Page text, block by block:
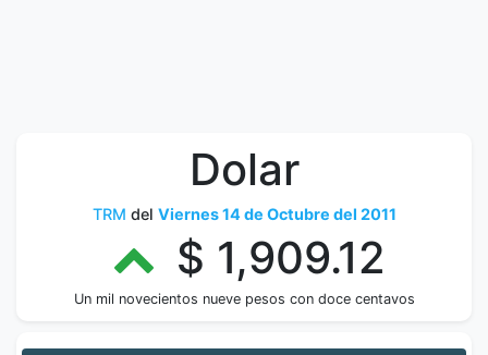
Dolar
TRM del Viernes 14 de Octubre del 2011
$ 1,909.12
Un mil novecientos nueve pesos con doce centavos